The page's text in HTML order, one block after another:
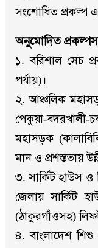
সংশোধিত প্রকল্প
অনুমোদিত
১. বরিশাল সেচ
পর্যায়)।
২. আঞ্চলিক
পেকুয়া-
মহাসড়ক
মান ও প্রশস্ততায়
৩. সার্কিট হাউস
জেলায় সার্কিট
(ঠাকুরগাঁওসহ)
৪. বাংলাদেশ শিশু